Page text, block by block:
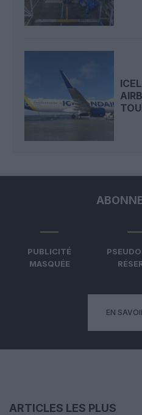
PUBLICITÉ
MASQUÉE
EN
ARTICLES LES PLUS